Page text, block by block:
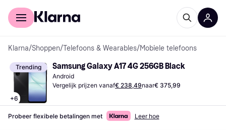
Voor shoppers
Klarna/Shoppen/Telefoons & Wearables/Mobiele telefoons
Trending
+6
Samsung Galaxy A17 4G 256GB Black
Android
Vergelijk prijzen vanaf€ 238,49naar€ 375,99
Probeer flexibele betalingen met Leer hoe